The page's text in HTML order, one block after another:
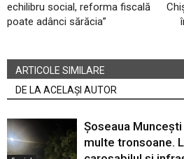
echilibru social, reforma fiscală
poate adânci sărăcia”
ARTICOLE SIMILARE
DE LA ACELAȘI AUTOR
Șoseaua
multe tronsoane.